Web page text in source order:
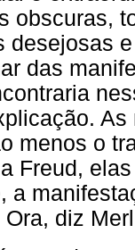
obscuras,
desejosas
das
menos o
Freud,
a
diz